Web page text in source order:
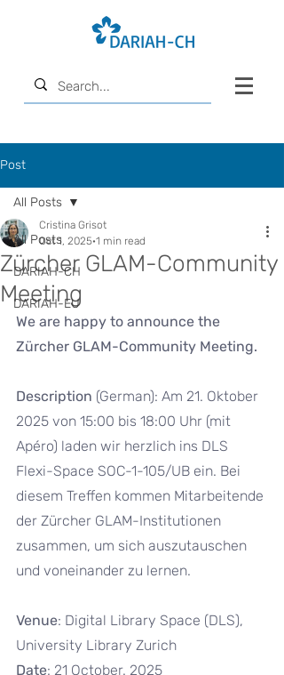
Post
All Posts
DARIAH-CH
DARIAH-EU
All Posts
Zürcher GLAM-Community
Meeting
Cristina Grisot
Oct 1, 2025 1 min read
We are happy to announce the
Zürcher GLAM-Community Meeting.
Description (German): Am 21. Oktober
2025 von 15:00 bis 18:00 Uhr (mit
Apéro) laden wir herzlich ins DLS
Flexi-Space SOC-1-105/UB ein. Bei
diesem Treffen kommen Mitarbeitende
der Zürcher GLAM-Institutionen
zusammen, um sich auszutauschen
und voneinander zu lernen.
Venue: Digital Library Space (DLS),
University Library Zurich
Date: 21 October. 2025